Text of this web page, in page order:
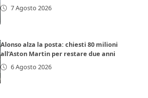
7 Agosto 2026
Alonso alza la posta: chiesti 80 milioni
all’Aston Martin per restare due anni
6 Agosto 2026